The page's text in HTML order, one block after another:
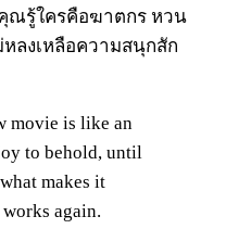
คุณรู้ใครคือฆาตกร หวน
ลงเหลือความสนุกสัก
movie is like an
to behold, until
makes it
again.